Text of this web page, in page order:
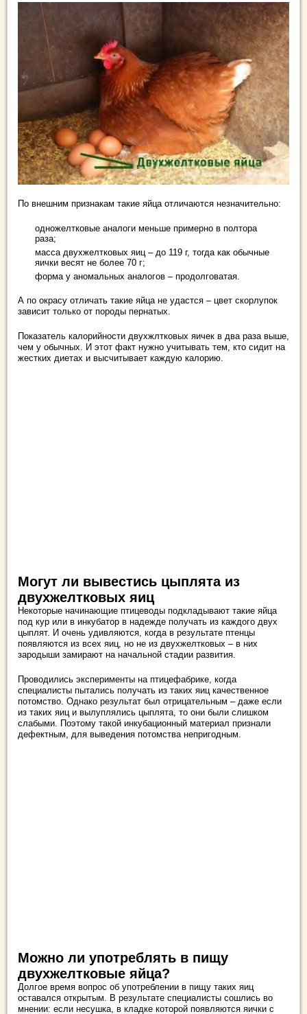
По внешним признакам такие яйца отличаются незначительно:
одножелтковые аналоги меньше примерно в полтора
раза;
масса двухжелтковых яиц – до 119 г, тогда как обычные
яички весят не более 70 г;
форма у аномальных аналогов – продолговатая.
А по окрасу отличать такие яйца не удастся – цвет скорлупок
зависит только от породы пернатых.
Показатель калорийности двухжлтковых яичек в два раза выше,
чем у обычных. И этот факт нужно учитывать тем, кто сидит на
жестких диетах и высчитывает каждую калорию.
Могут ли вывестись цыплята из
двухжелтковых яиц
Некоторые начинающие птицеводы подкладывают такие яйца
под кур или в инкубатор в надежде получать из каждого двух
цыплят. И очень удивляются, когда в результате птенцы
появляются из всех яиц, но не из двухжелтковых – в них
зародыши замирают на начальной стадии развития.
Проводились эксперименты на птицефабрике, когда
специалисты пытались получать из таких яиц качественное
потомство. Однако результат был отрицательным – даже если
из таких яиц и вылуплялись цыплята, то они были слишком
слабыми. Поэтому такой инкубационный материал признали
дефектным, для выведения потомства непригодным.
Можно ли употреблять в пищу
двухжелтковые яйца?
Долгое время вопрос об употреблении в пищу таких яиц
оставался открытым. В результате специалисты сошлись во
мнении: если несушка, в кладке которой появляются яички с